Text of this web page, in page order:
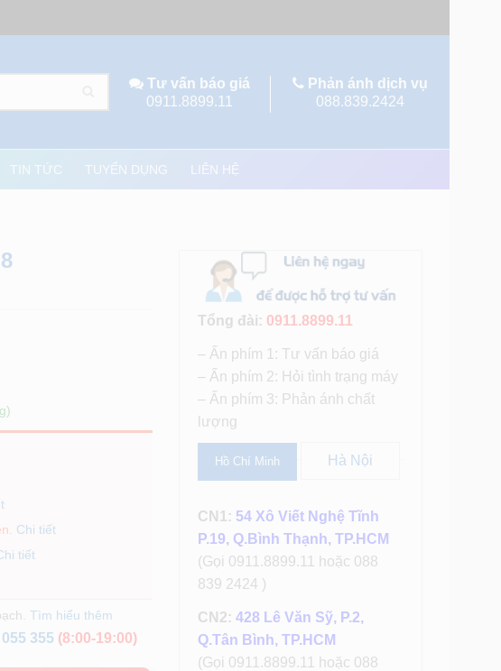
Tư vấn báo giá
0911.8899.11
Phản ánh dịch vụ
088.839.2424
TIN TỨC TUYỂN DỤNG LIÊN HỆ
Chi tiết
tiết
Tìm hiểu thêm
355 (8:00-19:00)
Tổng đài: 0911.8899.11
– Ấn phím 1: Tư vấn báo giá
– Ấn phím 2: Hỏi tình trạng máy
– Ấn phím 3: Phản ánh chất
lượng
Hồ Chí Minh Hà Nội
CN1: 54 Xô Viết Nghệ Tĩnh
P.19, Q.Bình Thạnh, TP.HCM
(Gọi 0911.8899.11 hoặc 088
839 2424 )
CN2: 428 Lê Văn Sỹ, P.2,
Q.Tân Bình, TP.HCM
(Gọi 0911.8899.11 hoặc 088